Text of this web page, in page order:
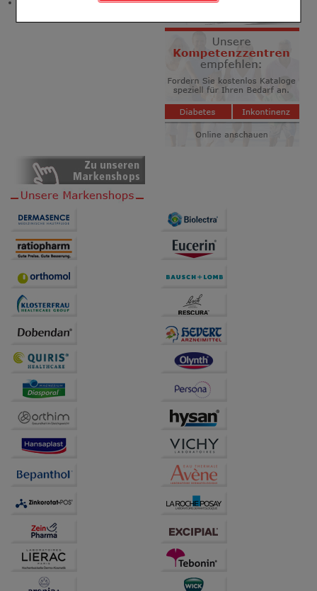
Einkaufserlebnis noch ansprechender zu gestalten,
beispielsweise für die Wiedererkennung des
Besuchers oder unsere Seite an bevorzugte
Verhaltensweisen (z.B. Spracheinstellung)
anzupassen. Komfort-Cookies ermöglichen es uns
auch auf Ihre Bedürfnisse zugeschrittene Inhalte
anzuzeigen und unser Partnerprogramm zu
Hierüber lassen sich
unserer Website sammeln, mit deren Hilfe wir unsere
Website weiter für Sie optimieren können, den Inhalt
auf unserer Website aber auch die Werbung auf
Drittseiten möglichst relevant für Sie zu gestalten.
Bitte beachten Sie, dass Daten hierfür teilweise an
Dritte wie z.B. Google oder soziale Medien
übertragen werden.